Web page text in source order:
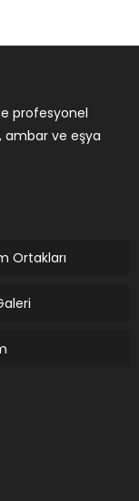
profesyonel
ambar ve eşya
Ortakları